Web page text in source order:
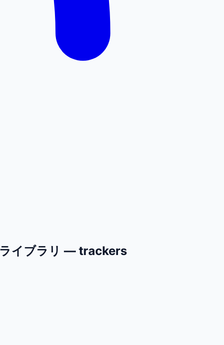
ライブラリ — trackers